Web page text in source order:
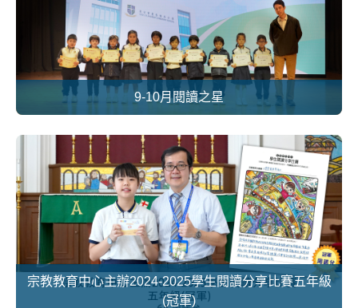
9-10月閱讀之星
宗教教育中心主辦2024-2025學生閱讀分享比賽五年級
(冠軍)